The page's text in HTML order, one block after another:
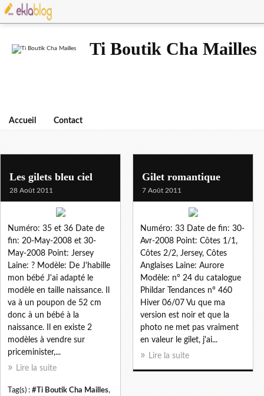
Ti Boutik Cha Mailles
Accueil Contact
Les gilets bleu ciel
28 Août 2011
Numéro: 35 et 36 Date de
fin: 20-May-2008 et 30-
May-2008 Point: Jersey
Laine: ? Modèle: De J'habille
mon bébé J'ai adapté le
modèle en taille naissance. Il
va à un poupon de 52 cm
donc à un bébé à la
naissance. Il en existe 2
modèles à vendre sur
priceminister,...
Lire la suite
Tag(s) : #Ti Boutik Cha Mailles,
Gilet romantique
7 Août 2011
Numéro: 33 Date de fin: 30-
Avr-2008 Point: Côtes 1/1,
Côtes 2/2, Jersey, Côtes
Anglaises Laine: Aurore
Modèle: n° 24 du catalogue
Phildar Tendances n° 460
Hiver 06/07 Vu que ma
version est noir et que la
photo ne met pas vraiment
en valeur le gilet, j'ai...
Lire la suite